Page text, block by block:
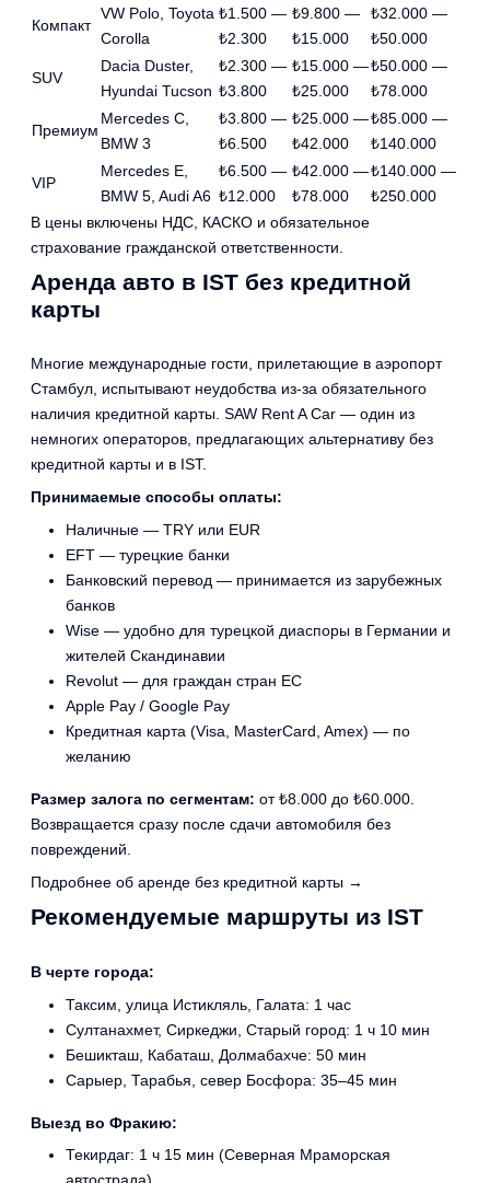
Компакт
VW Polo, Toyota
Corolla
₺1.500 —
₺2.300
₺9.800 —
₺15.000
₺32.000 —
₺50.000
SUV
Dacia Duster,
Hyundai Tucson
₺2.300 —
₺3.800
₺15.000 —
₺25.000
₺50.000 —
₺78.000
Премиум
Mercedes C,
BMW 3
₺3.800 —
₺6.500
₺25.000 —
₺42.000
₺85.000 —
₺140.000
VIP
Mercedes E,
BMW 5, Audi A6
₺6.500 —
₺12.000
₺42.000 —
₺78.000
₺140.000 —
₺250.000
В цены включены НДС, КАСКО и обязательное
страхование гражданской ответственности.
Аренда авто в IST без кредитной
карты
Многие международные гости, прилетающие в аэропорт
Стамбул, испытывают неудобства из-за обязательного
наличия кредитной карты. SAW Rent A Car — один из
немногих операторов, предлагающих альтернативу без
кредитной карты и в IST.
Принимаемые способы оплаты:
Наличные — TRY или EUR
EFT — турецкие банки
Банковский перевод — принимается из зарубежных
банков
Wise — удобно для турецкой диаспоры в Германии и
жителей Скандинавии
Revolut — для граждан стран ЕС
Apple Pay / Google Pay
Кредитная карта (Visa, MasterCard, Amex) — по
желанию
Размер залога по сегментам: от ₺8.000 до ₺60.000.
Возвращается сразу после сдачи автомобиля без
повреждений.
Подробнее об аренде без кредитной карты →
Рекомендуемые маршруты из IST
В черте города:
Таксим, улица Истикляль, Галата: 1 час
Султанахмет, Сиркеджи, Старый город: 1 ч 10 мин
Бешикташ, Кабаташ, Долмабахче: 50 мин
Сарыер, Тарабья, север Босфора: 35–45 мин
Выезд во Фракию:
Текирдаг: 1 ч 15 мин (Северная Мраморская